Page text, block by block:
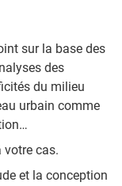
sur la base des
des
du milieu
urbain comme
votre cas.
et la conception